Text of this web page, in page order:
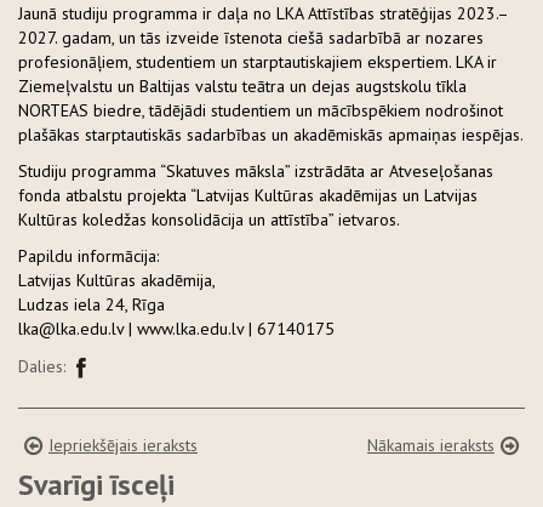
Jaunā studiju programma ir daļa no LKA Attīstības stratēģijas 2023.–
2027. gadam, un tās izveide īstenota ciešā sadarbībā ar nozares
profesionāļiem, studentiem un starptautiskajiem ekspertiem. LKA ir
Ziemeļvalstu un Baltijas valstu teātra un dejas augstskolu tīkla
NORTEAS biedre, tādējādi studentiem un mācībspēkiem nodrošinot
plašākas starptautiskās sadarbības un akadēmiskās apmaiņas iespējas.
Studiju programma “Skatuves māksla” izstrādāta ar Atveseļošanas
fonda atbalstu projekta “Latvijas Kultūras akadēmijas un Latvijas
Kultūras koledžas konsolidācija un attīstība” ietvaros.
Papildu informācija:
Latvijas Kultūras akadēmija,
Ludzas iela 24, Rīga
lka@lka.edu.lv | www.lka.edu.lv | 67140175
Dalies:
Iepriekšējais ieraksts Nākamais ieraksts
Svarīgi īsceļi